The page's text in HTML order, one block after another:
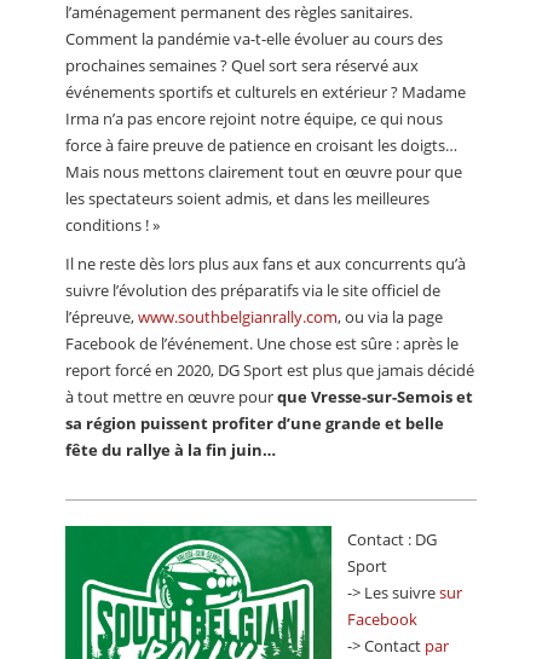
l’aménagement permanent des règles sanitaires.
Comment la pandémie va-t-elle évoluer au cours des
prochaines semaines ? Quel sort sera réservé aux
événements sportifs et culturels en extérieur ? Madame
Irma n’a pas encore rejoint notre équipe, ce qui nous
force à faire preuve de patience en croisant les doigts…
Mais nous mettons clairement tout en œuvre pour que
les spectateurs soient admis, et dans les meilleures
conditions ! »
Il ne reste dès lors plus aux fans et aux concurrents qu’à
suivre l’évolution des préparatifs via le site officiel de
l’épreuve,www.southbelgianrally.com, ou via la page
Facebook de l’événement. Une chose est sûre : après le
report forcé en 2020, DG Sport est plus que jamais décidé
à tout mettre en œuvre pourque Vresse-sur-Semois et
sa région puissent profiter d’une grande et belle
fête du rallye à la fin juin…
Contact : DG
Sport
-> Les suivresur
Facebook
-> Contact par